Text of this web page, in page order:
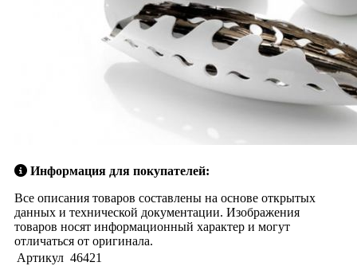
Информация для покупателей:
Все описания товаров составлены на основе открытых
данных и технической документации. Изображения
товаров носят информационный характер и могут
отличаться от оригинала.
Артикул 46421